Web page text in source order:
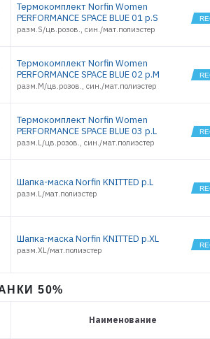
Термокомплект Norfin Women
PERFORMANCE SPACE BLUE 01 р.S
разм.S/цв.розов., син./мат.полиэстер
Термокомплект Norfin Women
PERFORMANCE SPACE BLUE 02 р.M
разм.M/цв.розов., син./мат.полиэстер
Термокомплект Norfin Women
PERFORMANCE SPACE BLUE 03 р.L
разм.L/цв.розов., син./мат.полиэстер
Шапка-маска Norfin KNITTED р.L
разм.L/мат.полиэстер
Шапка-маска Norfin KNITTED р.XL
разм.XL/мат.полиэстер
50%
Наименование